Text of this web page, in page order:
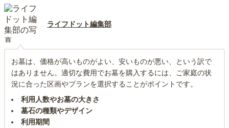
ライフドット編集部
お墓は、価格が高いものがよい、安いものが悪い、という訳で
はありません。適切な費用でお墓を購入するには、ご家庭の状
況に合った区画やプランを選択することがポイントです。
利用人数やお墓の大きさ
墓石の種類やデザイン
利用期間